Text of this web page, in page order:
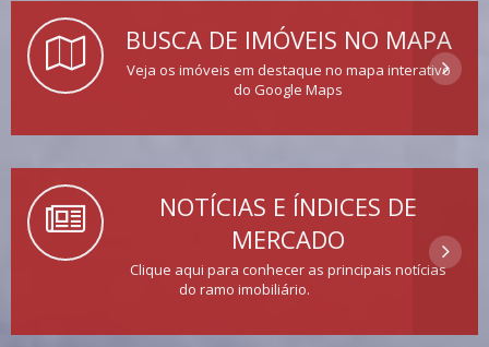
BUSCA DE IMÓVEIS NO MAPA
Veja os imóveis em destaque no mapa interativo
do Google Maps
NOTÍCIAS E ÍNDICES DE
MERCADO
Clique aqui para conhecer as principais notícias
do ramo imobiliário.